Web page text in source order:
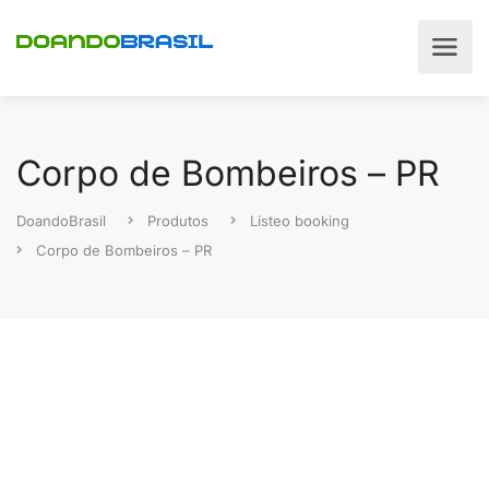
Corpo de Bombeiros – PR
DoandoBrasil Produtos
Listeo booking
Corpo de Bombeiros – PR